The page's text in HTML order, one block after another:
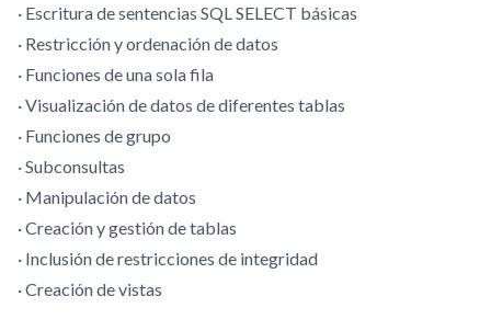
· Escritura de sentencias SQL SELECT básicas
· Restricción y ordenación de datos
· Funciones de una sola fila
· Visualización de datos de diferentes tablas
· Funciones de grupo
· Subconsultas
· Manipulación de datos
· Creación y gestión de tablas
· Inclusión de restricciones de integridad
· Creación de vistas